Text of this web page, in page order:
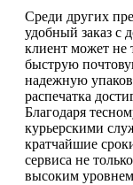
Среди других
удобный заказ с
клиент может не
быструю
надежную
распечатка
Благодаря
курьерскими
кратчайшие
сервиса не
высоким